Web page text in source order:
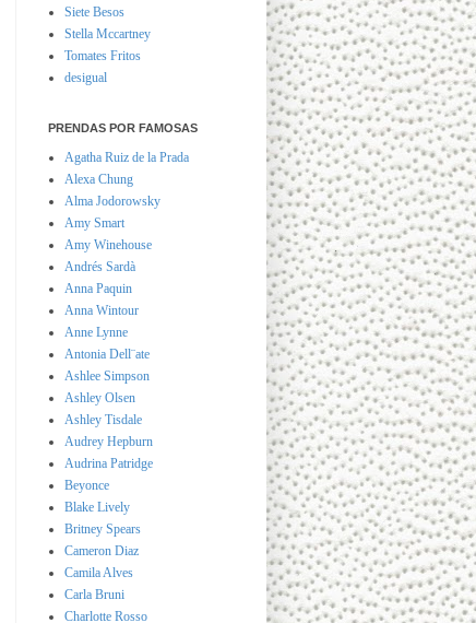
Siete Besos
Stella Mccartney
Tomates Fritos
desigual
PRENDAS POR FAMOSAS
Agatha Ruiz de la Prada
Alexa Chung
Alma Jodorowsky
Amy Smart
Amy Winehouse
Andrés Sardà
Anna Paquin
Anna Wintour
Anne Lynne
Antonia Dell¨ate
Ashlee Simpson
Ashley Olsen
Ashley Tisdale
Audrey Hepburn
Audrina Patridge
Beyonce
Blake Lively
Britney Spears
Cameron Diaz
Camila Alves
Carla Bruni
Charlotte Rosso